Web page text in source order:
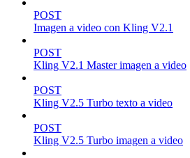
POST
Imagen a video con Kling V2.1
POST
Kling V2.1 Master imagen a video
POST
Kling V2.5 Turbo texto a video
POST
Kling V2.5 Turbo imagen a video